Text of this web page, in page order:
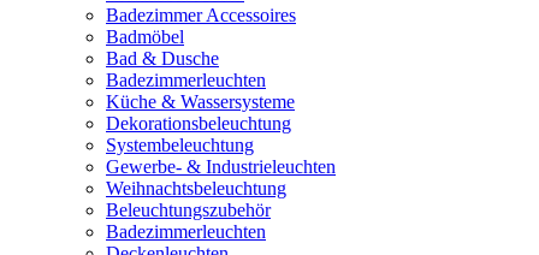
Badezimmer Accessoires
Badmöbel
Bad & Dusche
Badezimmerleuchten
Küche & Wassersysteme
Dekorationsbeleuchtung
Systembeleuchtung
Gewerbe- & Industrieleuchten
Weihnachtsbeleuchtung
Beleuchtungszubehör
Badezimmerleuchten